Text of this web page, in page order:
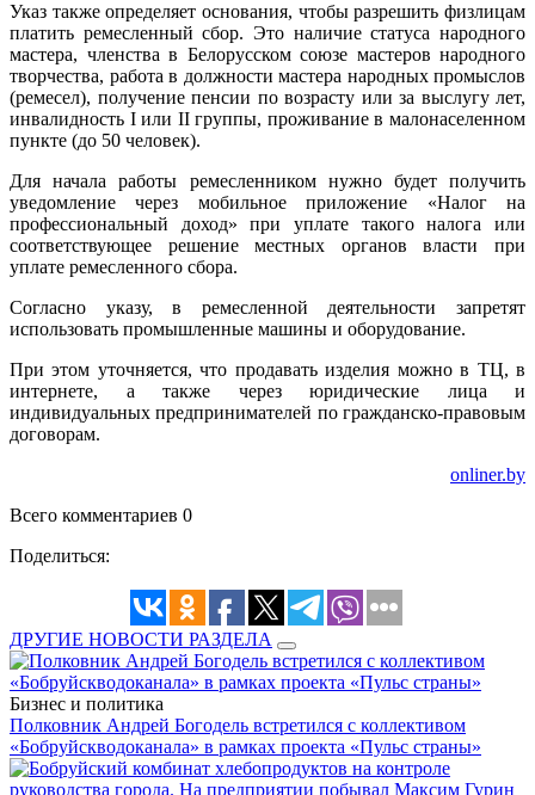
Указ также определяет основания, чтобы разрешить физлицам
платить ремесленный сбор. Это наличие статуса народного
мастера, членства в Белорусском союзе мастеров народного
творчества, работа в должности мастера народных промыслов
(ремесел), получение пенсии по возрасту или за выслугу лет,
инвалидность I или II группы, проживание в малонаселенном
пункте (до 50 человек).
Для начала работы ремесленником нужно будет получить
уведомление через мобильное приложение «Налог на
профессиональный доход» при уплате такого налога или
соответствующее решение местных органов власти при
уплате ремесленного сбора.
Согласно указу, в ремесленной деятельности запретят
использовать промышленные машины и оборудование.
При этом уточняется, что продавать изделия можно в ТЦ, в
интернете, а также через юридические лица и
индивидуальных предпринимателей по гражданско-правовым
договорам.
onliner.by
Всего комментариев 0
Поделиться:
ДРУГИЕ НОВОСТИ РАЗДЕЛА
Бизнес и политика
Полковник Андрей Богодель встретился с коллективом
«Бобруйскводоканала» в рамках проекта «Пульс страны»